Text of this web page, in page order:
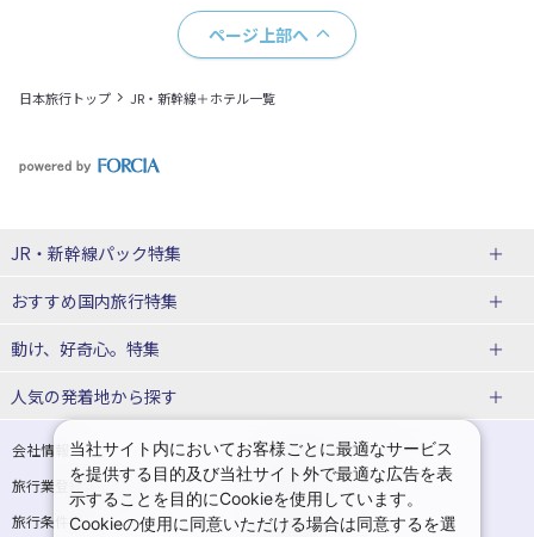
ページ上部へ
日本旅行トップ JR・新幹線＋ホテル一覧
JR・新幹線パック特集
tabiwaスペシャル
日帰りTrip
おすすめ国内旅行特集
ユニバーサル・スタジオ・ジャパンへの旅
贅沢時間
大阪
動け、好奇心。特集
西の日キャンペーン
こだわり企画 鉄道 京都 美酒旅 祭り花火 期間限定イベント
体験プラン
親子旅
演劇 イベント スポーツ 音楽
人気の発着地から探す
関西→金沢旅 関西→広島旅
関西→岡山旅 関西→博多旅
会社情報
プライバシーポリシー
旅行業登録票・約款
規約集
旅行条件書
商標について
当社サイト内においてお客様ごとに最適なサービス
を提供する目的及び当社サイト外で最適な広告を表
示することを目的にCookieを使用しています。
Cookieの使用に同意いただける場合は同意するを選